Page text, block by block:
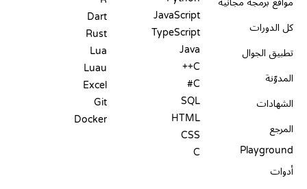
كل الدورات
تطبيق الجوال
المدوّنة
الشهادات
المرجع
Playground
أدوات
JavaScript
TypeScript
Java
C++
C#
SQL
HTML
CSS
C
Dart
Rust
Lua
Luau
Excel
Git
Docker